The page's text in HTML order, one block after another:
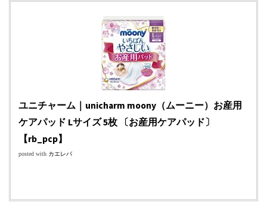
ユニチャーム｜unicharm moony（ムーニー）お産用
ケアパッド Lサイズ 5枚 〔お産用ケアパッド〕
【rb_pcp】
posted with カエレバ